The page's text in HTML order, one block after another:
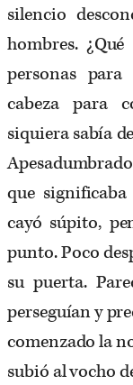
silencio
hombres.
personas
cabeza para
siquiera sabía
que
cayó súpito,
punto. Poco
su puerta.
perseguían y
comenzado la
subió al vocho